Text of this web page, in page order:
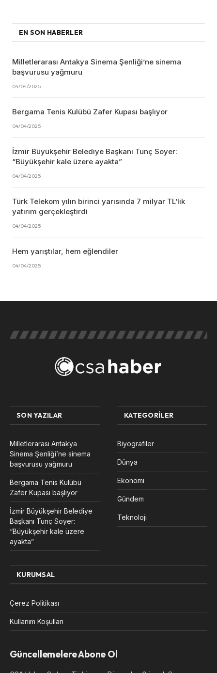
EN SON HABERLER
Milletlerarası Antakya Sinema Şenliği’ne sinema
başvurusu yağmuru
04/04/2025
Bergama Tenis Kulübü Zafer Kupası başlıyor
04/04/2025
İzmir Büyükşehir Belediye Başkanı Tunç Soyer:
“Büyükşehir kale üzere ayakta”
04/04/2025
Türk Telekom yılın birinci yarısında 7 milyar TL’lik
yatırım gerçekleştirdi
04/04/2025
Hem yarıştılar, hem eğlendiler
04/04/2025
SON YAZILAR
Milletlerarası Antakya
Sinema Şenliği’ne sinema
başvurusu yağmuru
Bergama Tenis Kulübü
Zafer Kupası başlıyor
İzmir Büyükşehir Belediye
Başkanı Tunç Soyer:
“Büyükşehir kale üzere
ayakta”
KATEGORILER
Biyografiler
Dünya
Ekonomi
Gündem
Teknoloji
KURUMSAL
Çerez Politikası
Kullanım Koşulları
Güncellemelere Abone Ol